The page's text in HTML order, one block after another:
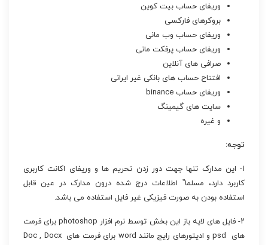
وریفای حساب بیت کوین
بروکرهای فارکسی
وریفای حساب وب مانی
وریفای حساب پرفکت مانی
صرافی های آنلاین
افتتاح حساب های بانکی غیر ایرانی
وریفای حساب binance
سایت های گیمینگ
و غیره
توجه:
۱- این مدارک تنها جهت دور زدن تحریم ها و وریفای اکانت کاربری
کاربرد دارد، مسلما” اطلاعات درج شده درون مدارک در عین قابل
استفاده بودن به صورت فیزیکی غیر فایل استفاده می باشد.
۲- فایل های لایه باز این بخش توسط نرم افزار photoshop برای فرمت
های psd و ادیتورهای رایج مانند word برای فرمت های Doc , Docx